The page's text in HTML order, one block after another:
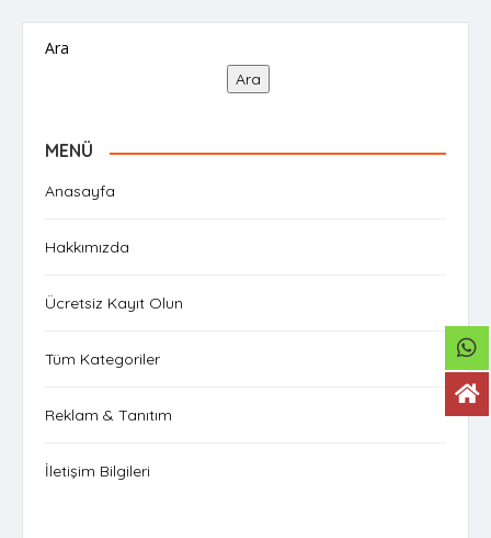
Ara
Ara
MENÜ
Anasayfa
Hakkımızda
Ücretsiz Kayıt Olun
Tüm Kategoriler
Reklam & Tanıtım
İletişim Bilgileri